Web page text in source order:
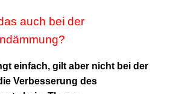
auch bei der
einfach, gilt aber nicht bei der
Verbesserung des